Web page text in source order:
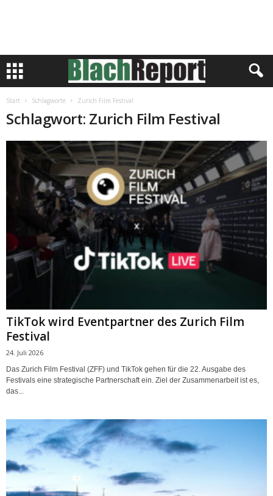
Start Schlagworte Zurich Film Festival
Schlagwort: Zurich Film Festival
TikTok wird Eventpartner des Zurich Film
Festival
24. Juli 2026
Das Zurich Film Festival (ZFF) und TikTok gehen für die 22. Ausgabe des
Festivals eine strategische Partnerschaft ein. Ziel der Zusammenarbeit ist es,
das...